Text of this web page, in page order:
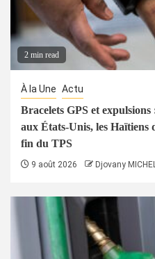
2 min read
À la Une Actu
Bracelets GPS et
aux États-Unis, les Haïtiens
fin du TPS
9 août 2026 Djovany